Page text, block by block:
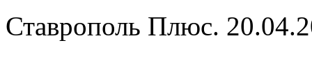
Ставрополь Плюс.